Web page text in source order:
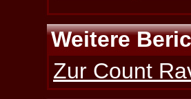
Weitere
Zur Count